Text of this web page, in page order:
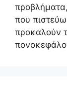
που πιστεύω
προκαλούν